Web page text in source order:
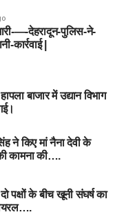
—-देहरादून-पुलिस-ने-
कार्रवाई |
बाजार में उद्यान विभाग
ने किए मां नैना देवी के
कामना की….
पक्षों के बीच खूनी संघर्ष का